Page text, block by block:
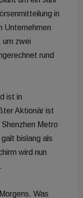
in
Unternehmen
um zwei
rund
ist in
Aktionär ist
Metro
bislang als
wird nun
Was